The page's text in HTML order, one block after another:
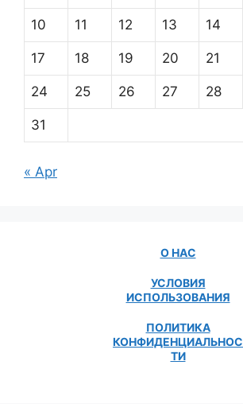
10 11 12 13 14
17 18 19 20 21
24 25 26 27 28
31
« Apr
О НАС
УСЛОВИЯ
ИСПОЛЬЗОВАНИЯ
ПОЛИТИКА
КОНФИДЕНЦИАЛЬНОС
ТИ